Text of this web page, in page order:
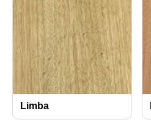
Limba